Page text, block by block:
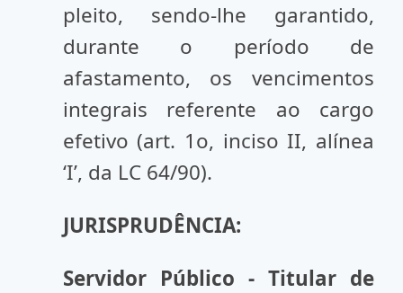
pleito, sendo-lhe garantido,
durante o período de
afastamento, os vencimentos
integrais referente ao cargo
efetivo (art. 1o, inciso II, alínea
‘I’, da LC 64/90).
JURISPRUDÊNCIA:
Servidor Público - Titular de